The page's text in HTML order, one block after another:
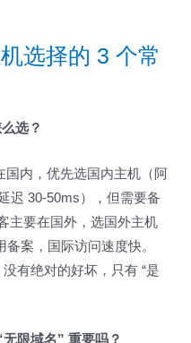
选择的 3 个常
选？
国内，优先选国内主机（阿
迟 30-50ms），但需要备
主要在国外，选国外主机
备案，国际访问速度快。
没有绝对的好坏，只有 “是
限域名” 重要吗？